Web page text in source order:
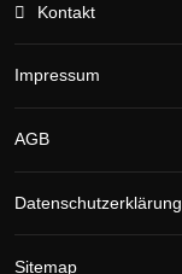
Kontakt
Impressum
AGB
Datenschutzerklärung
Sitemap